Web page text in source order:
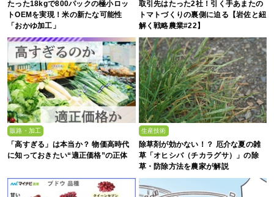
たった18kgで800パックの極小ロッ
トOEMを実現！米の新たな可能性
「おかゆ加工」
取引先はたった2社！引く手あまたの
トマトづくりの裏側に迫る【岩佐と紐
解く戦略農業#22】
販路・加工
「高すぎる」は本当か？ 物価高時代
に知っておきたい“適正価格”の正体
生産技術
除草剤が効かない！？ 厄介な夏の雑
草「オヒシバ（チカラグサ）」の除
草・防除方法を農家が解説